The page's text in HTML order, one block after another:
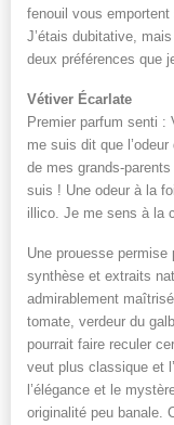
fenouil vous
J’étais dubitative,
deux préférences que
Vétiver Écarlate
Premier parfum senti
me suis dit que
de mes grands-
suis ! Une odeur à la
illico. Je me sens à la
Une prouesse
synthèse et extraits
admirablement
tomate, verdeur du
pourrait faire reculer
veut plus classique et
l’élégance et le
originalité peu banale.